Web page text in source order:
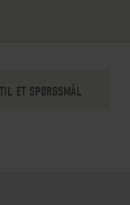
ET SPØRGSMÅL